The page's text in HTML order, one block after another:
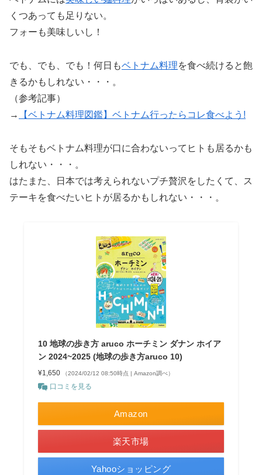
くつあっても足りない。
フォーも美味しいし！
でも、でも、でも！何日もベトナム料理を食べ続けると飽
きるかもしれない・・・。
（参考記事）
→
【ベトナム料理図鑑】ベトナム行ったらコレ食べよう!
そもそもベトナム料理が口に合わないってヒトも居るかも
しれない・・・。
はたまた、日本では考えられないプチ贅沢をしたくて、ス
テーキを食べたいヒトが居るかもしれない・・・。
10 地球の歩き方 aruco ホーチミン ダナン ホイア
ン 2024~2025 (地球の歩き方aruco 10)
¥1,650 （2024/02/12 08:50時点 | Amazon調べ）
口コミを見る
Amazon
楽天市場
Yahooショッピング